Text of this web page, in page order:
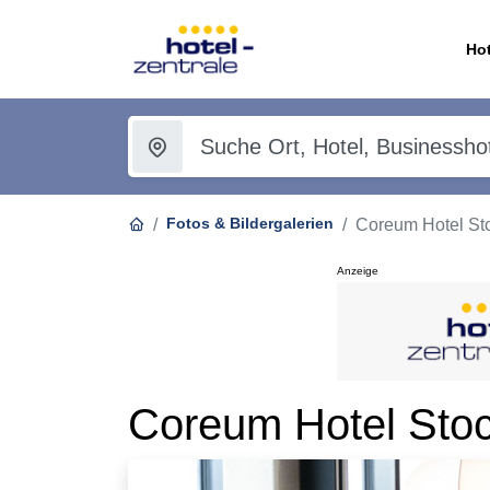
Fotos & Bildergalerien Coreum Hotel
Anzeige
Coreum Hotel